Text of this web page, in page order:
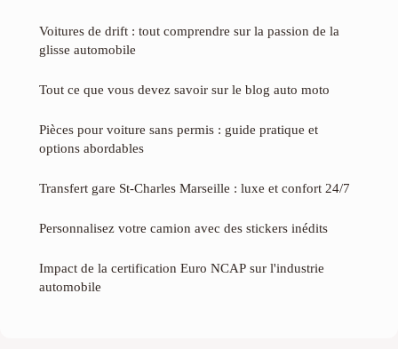
Voitures de drift : tout comprendre sur la passion de la
glisse automobile
Tout ce que vous devez savoir sur le blog auto moto
Pièces pour voiture sans permis : guide pratique et
options abordables
Transfert gare St-Charles Marseille : luxe et confort 24/7
Personnalisez votre camion avec des stickers inédits
Impact de la certification Euro NCAP sur l'industrie
automobile